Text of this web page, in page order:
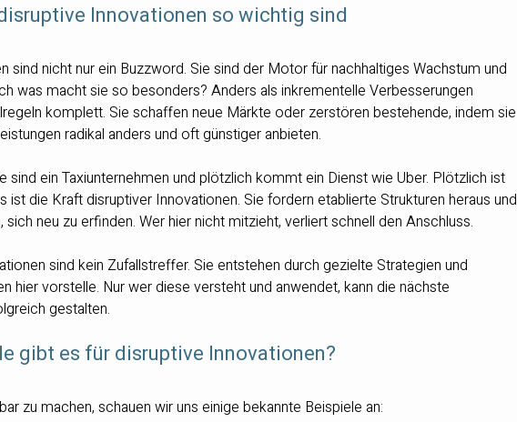
Innovationen so wichtig sind
sind nicht nur ein Buzzword. Sie sind der Motor für nachhaltiges Wachstum und
was macht sie so besonders? Anders als inkrementelle Verbesserungen
komplett. Sie schaffen neue Märkte oder zerstören bestehende, indem sie
radikal anders und oft günstiger anbieten.
sind ein Taxiunternehmen und plötzlich kommt ein Dienst wie Uber. Plötzlich ist
ist die Kraft disruptiver Innovationen. Sie fordern etablierte Strukturen heraus und
sich neu zu erfinden. Wer hier nicht mitzieht, verliert schnell den Anschluss.
sind kein Zufallstreffer. Sie entstehen durch gezielte Strategien und
hier vorstelle. Nur wer diese versteht und anwendet, kann die nächste
gestalten.
gibt es für disruptive Innovationen?
zu machen, schauen wir uns einige bekannte Beispiele an: